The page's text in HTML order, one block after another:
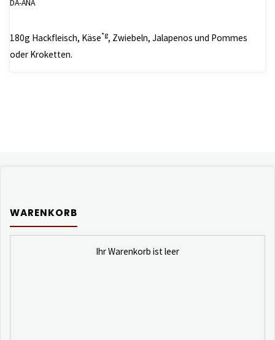
DA-ANA
180g Hackfleisch, Käse*g, Zwiebeln, Jalapenos und Pommes
oder Kroketten.
WARENKORB
Ihr Warenkorb ist leer